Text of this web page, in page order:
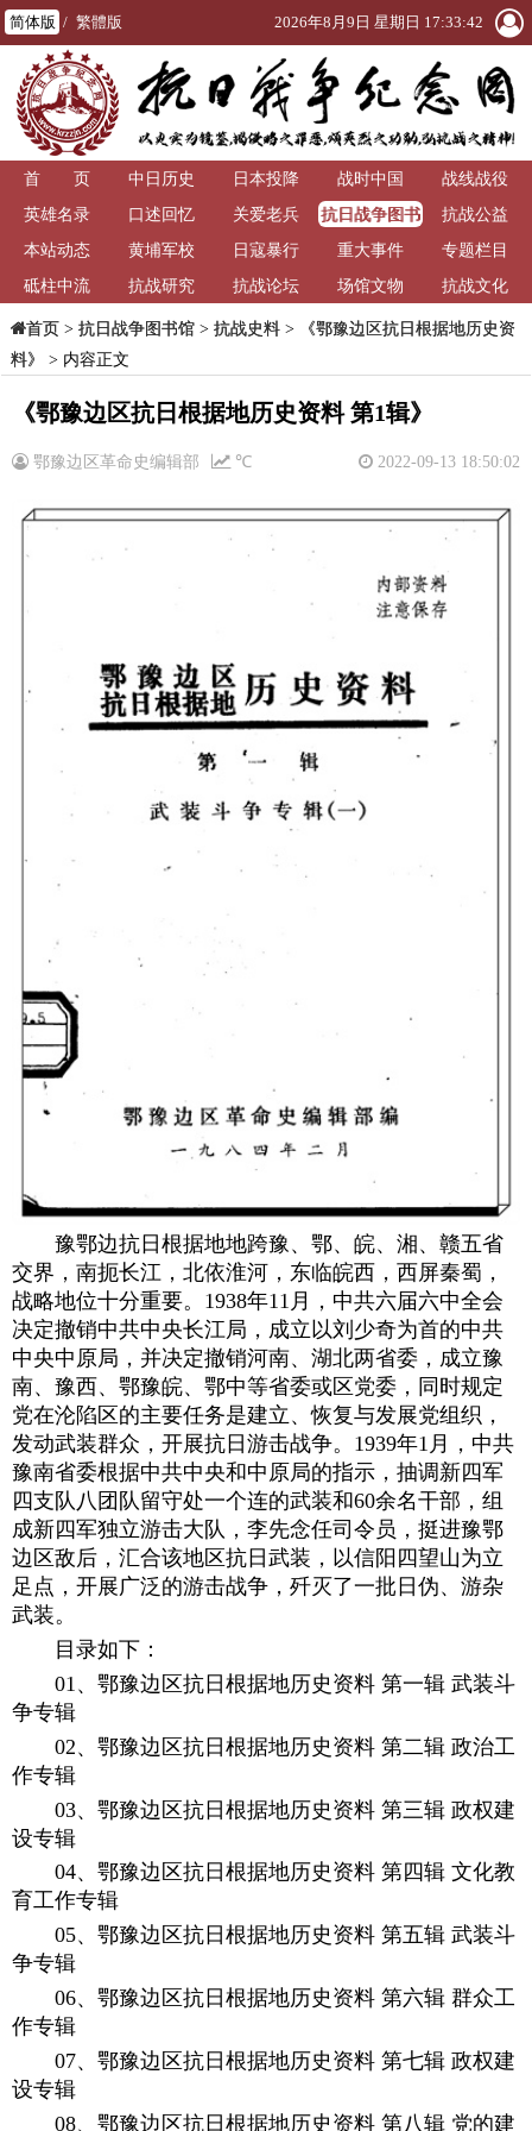
简体版 / 繁體版 2026年8月9日 星期日 17:33:42
首 页 中日历史 日本投降 战时中国
战线战役
英雄名录
口述回忆 关爱老兵
抗日战争图书
馆
抗战公益
本站动态
黄埔军校 日寇暴行 重大事件
专题栏目
砥柱中流
抗战研究 抗战论坛 场馆文物 抗战文化
首页> 抗日战争图书馆> 抗战史料>
《鄂豫边区抗日根据地历史资
料》
> 内容正文
《鄂豫边区抗日根据地历史资料 第1辑》
鄂豫边区革命史编辑部 2022-09-13 18:50:02
℃
豫鄂边抗日根据地地跨豫、鄂、皖、湘、赣五省
交界，南扼长江，北依淮河，东临皖西，西屏秦蜀，
战略地位十分重要。1938年11月，中共六届六中全会
决定撤销中共中央长江局，成立以刘少奇为首的中共
中央中原局，并决定撤销河南、湖北两省委，成立豫
南、豫西、鄂豫皖、鄂中等省委或区党委，同时规定
党在沦陷区的主要任务是建立、恢复与发展党组织，
发动武装群众，开展抗日游击战争。1939年1月，中共
豫南省委根据中共中央和中原局的指示，抽调新四军
四支队八团队留守处一个连的武装和60余名干部，组
成新四军独立游击大队，李先念任司令员，挺进豫鄂
边区敌后，汇合该地区抗日武装，以信阳四望山为立
足点，开展广泛的游击战争，歼灭了一批日伪、游杂
武装。
目录如下：
01、鄂豫边区抗日根据地历史资料 第一辑 武装斗
争专辑
02、鄂豫边区抗日根据地历史资料 第二辑 政治工
作专辑
03、鄂豫边区抗日根据地历史资料 第三辑 政权建
设专辑
04、鄂豫边区抗日根据地历史资料 第四辑 文化教
育工作专辑
05、鄂豫边区抗日根据地历史资料 第五辑 武装斗
争专辑
06、鄂豫边区抗日根据地历史资料 第六辑 群众工
作专辑
07、鄂豫边区抗日根据地历史资料 第七辑 政权建
设专辑
08、鄂豫边区抗日根据地历史资料 第八辑 党的建